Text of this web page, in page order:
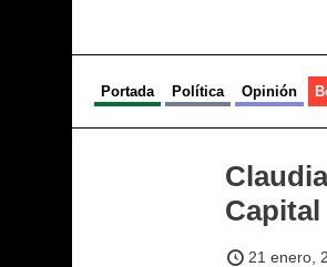
Portada Política Opinión
Capital
21 enero,